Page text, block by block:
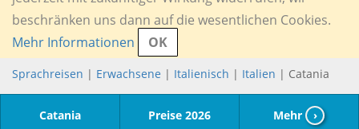
beschränken uns dann auf die wesentlichen Cookies.
Mehr Informationen
OK
Sprachreisen | Erwachsene | Italienisch | Italien | Catania
Catania Preise 2026 Mehr ›